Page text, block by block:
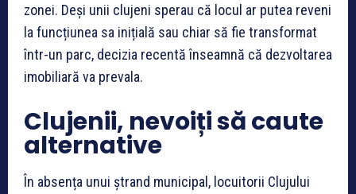
zonei. Deși unii clujeni sperau că locul ar putea reveni
la funcțiunea sa inițială sau chiar să fie transformat
într-un parc, decizia recentă înseamnă că dezvoltarea
imobiliară va prevala.
Clujenii, nevoiți să caute
alternative
În absența unui ștrand municipal, locuitorii Clujului